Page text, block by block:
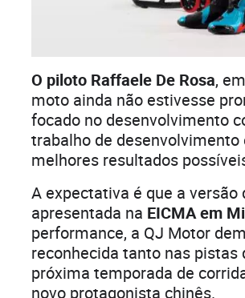
O piloto Raffaele De Rosa,
moto ainda não estivesse
focado no desenvolvimento
trabalho de
melhores resultados
A expectativa é que a
apresentada na EICMA em
performance, a QJ Motor
reconhecida tanto nas pistas
próxima temporada de
novo protagonista chinês.